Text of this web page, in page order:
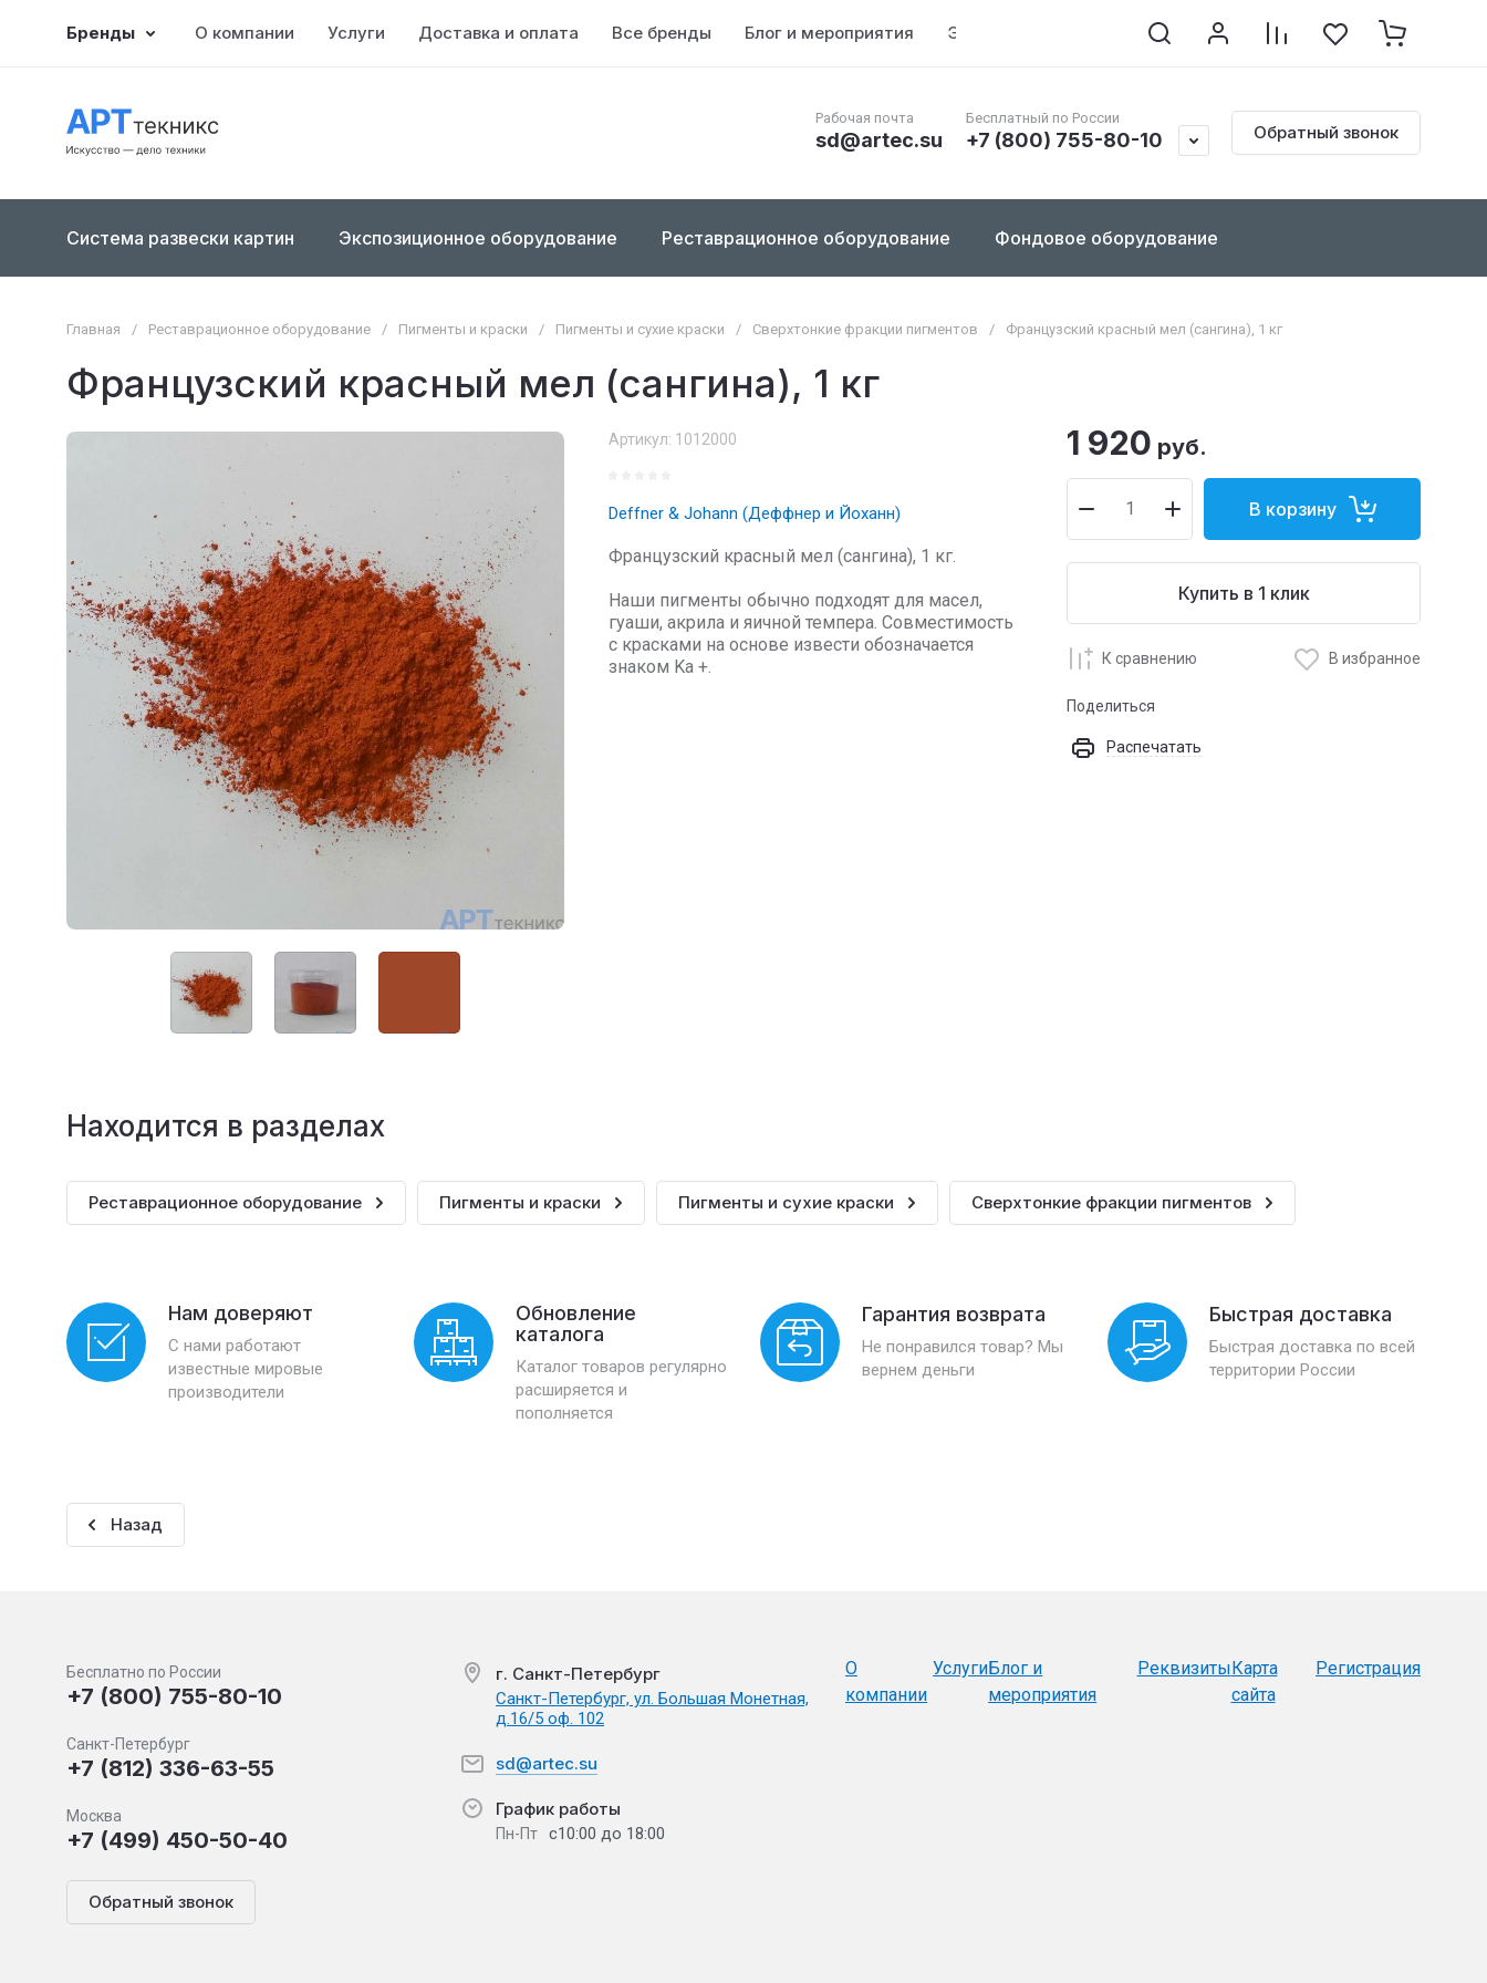
Бренды О компании Услуги Доставка и оплата Все бренды Блог и мероприятия Энциклопедия по реставрации Контакты Документы
Рабочая почта
sd@artec.su
Бесплатный по России
+7 (800) 755-80-10 Обратный звонок
Система развески картин Экспозиционное оборудование Реставрационное оборудование Фондовое оборудование
Главная / Реставрационное оборудование / Пигменты и краски / Пигменты и сухие краски / Сверхтонкие фракции пигментов / Французский красный мел (сангина), 1 кг
Французский красный мел (сангина), 1 кг
Артикул: 1012000
Deffner & Johann (Деффнер и Йоханн)
Французский красный мел (сангина), 1 кг.
Наши пигменты обычно подходят для масел,
гуаши, акрила и яичной темпера. Совместимость
с красками на основе извести обозначается
знаком Ka +.
1 920 руб.
В корзину
Купить в 1 клик
К сравнению В избранное
Поделиться
Распечатать
Находится в разделах
Реставрационное оборудование Пигменты и краски Пигменты и сухие краски Сверхтонкие фракции пигментов
Нам доверяют
С нами работают
известные мировые
производители
Обновление
каталога
Каталог товаров регулярно
расширяется и
пополняется
Гарантия возврата
Не понравился товар? Мы
вернем деньги
Быстрая доставка
Быстрая доставка по всей
территории России
Назад
Бесплатно по России
+7 (800) 755-80-10
Санкт-Петербург
+7 (812) 336-63-55
Москва
+7 (499) 450-50-40
Обратный звонок
г. Санкт-Петербург
Санкт-Петербург, ул. Большая Монетная,
д.16/5 оф. 102
sd@artec.su
График работы
Пн-Пт с10:00 до 18:00
О
компании
УслугиБлог и
мероприятия
РеквизитыКарта
сайта
Регистрация